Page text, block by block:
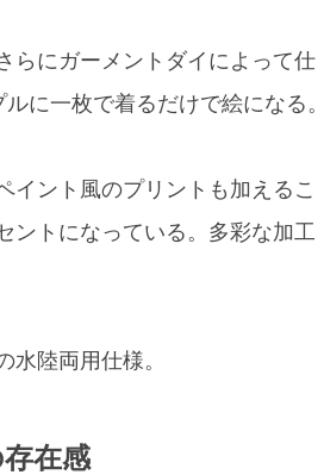
らにガーメントダイによって仕
に一枚で着るだけで絵になる。
イント風のプリントも加えるこ
ントになっている。多彩な加工
陸両用仕様。
在感